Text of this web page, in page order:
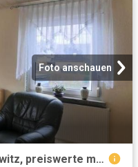
Foto anschauen
EF1231_M Zwickau: Oberlungwitz, preiswerte möblierte Wohnung mit PKW Stellplatz, Dusche, Waschmaschine